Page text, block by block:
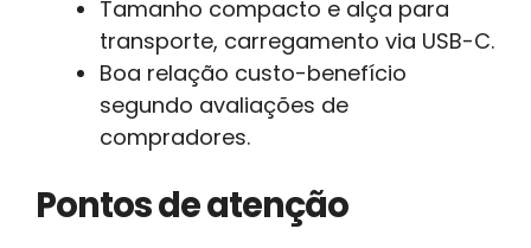
Tamanho compacto e alça para
transporte, carregamento via USB-C.
Boa relação custo-benefício
segundo avaliações de
compradores.
Pontos de atenção